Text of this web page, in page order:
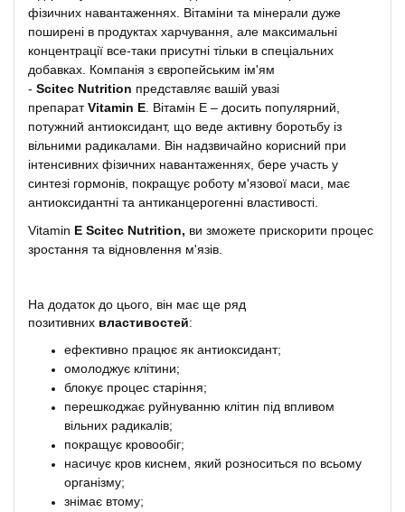
фізичних навантаженнях. Вітаміни та мінерали дуже
поширені в продуктах харчування, але максимальні
концентрації все-таки присутні тільки в спеціальних
добавках. Компанія з європейським ім'ям
- Scitec Nutrition представляє вашій увазі
препаратVitamin E . Вітамін Е – досить популярний,
потужний антиоксидант, що веде активну боротьбу із
вільними радикалами. Він надзвичайно корисний при
інтенсивних фізичних навантаженнях, бере участь у
синтезі гормонів, покращує роботу м'язової маси, має
антиоксидантні та антиканцерогенні властивості.
Vitamin E Scitec Nutrition, ви зможете прискорити процес
зростання та відновлення м'язів.
На додаток до цього, він має ще ряд
позитивних властивостей:
ефективно працює як антиоксидант;
омолоджує клітини;
блокує процес старіння;
перешкоджає руйнуванню клітин під впливом
вільних радикалів;
покращує кровообіг;
насичує кров киснем, який розноситься по всьому
організму;
знімає втому;